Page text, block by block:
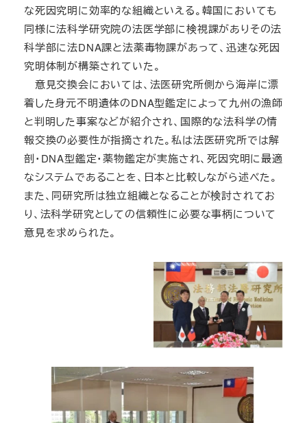
な死因究明に効率的な組織といえる。韓国においても
同様に法科学研究院の法医学部に検視課がありその法
科学部に法DNA課と法薬毒物課があって、迅速な死因
究明体制が構築されていた。
意見交換会においては、法医研究所側から海岸に漂
着した身元不明遺体のDNA型鑑定によって九州の漁師
と判明した事案などが紹介され、国際的な法科学の情
報交換の必要性が指摘された。私は法医研究所では解
剖・DNA型鑑定・薬物鑑定が実施され、死因究明に最適
なシステムであることを、日本と比較しながら述べた。
また、同研究所は独立組織となることが検討されてお
り、法科学研究としての信頼性に必要な事柄について
意見を求められた。